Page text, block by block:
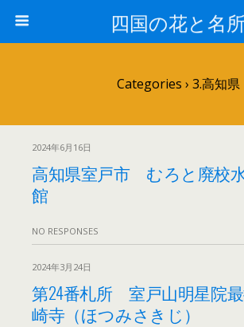
四国の花と名所
Categories › 3.高知県
2024年6月16日
高知県室戸市 むろと廃校
館
NO RESPONSES
2024年3月24日
第24番札所 室戸山明星院
崎寺（ほつみさきじ）